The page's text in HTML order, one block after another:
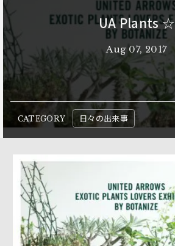
UA Plants ☆
Aug 07, 2017
CATEGORY 日々の出来事